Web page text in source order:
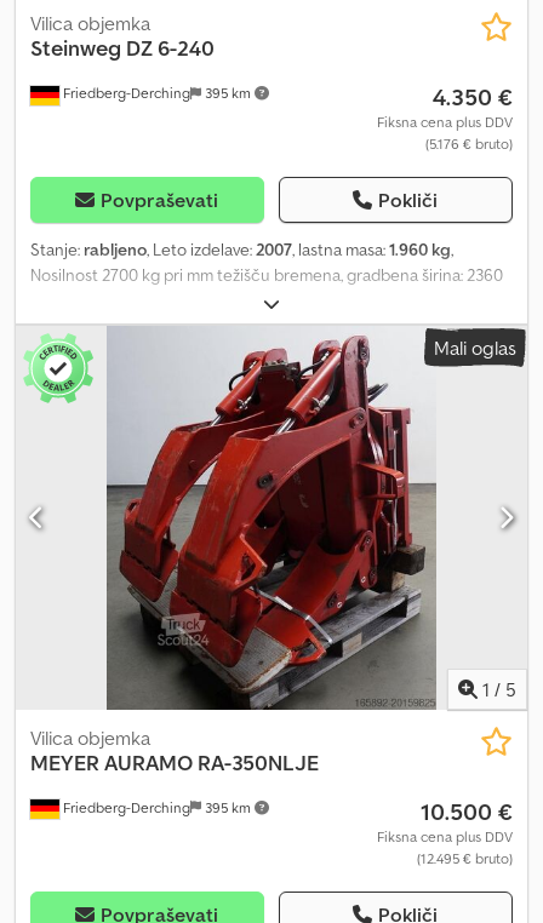
Friedberg-Derching 395 km
Vilica objemka
Steinweg DZ 6-240
4.350 €
Fiksna cena plus DDV
(5.176 € bruto)
Povpraševati Pokliči
Stanje: rabljeno, Leto izdelave:2007, lastna masa:1.960 kg,
Nosilnost 2700 kg pri mm težišču bremena, gradbena širina: 2360
mm, razpon odprtja: 6 x 334 mm, obešanje: FEM4, GREIFER SH
prijemalo za betonske strešnike tip DZ6-240 za 6 vrst strešnikov,
prijemna širina 6 x 334 mm, korak: 394 mm, prijemna dolžina 2400
mm, prijemna višina 120 mm, z neskončnim vrtljivim mehanizmom
in nihajno obešanje z dvema integriranima stabilizatorjema, vklj.
povratni ventili 24 V, širina nosilca vilic: 2360 mm Chsdow Uzbwjpfx
Mali oglas
1 / 5
Friedberg-Derching 395 km
Vilica objemka
MEYER AURAMO RA-350NLJE
10.500 €
Fiksna cena plus DDV
(12.495 € bruto)
Povpraševati Pokliči